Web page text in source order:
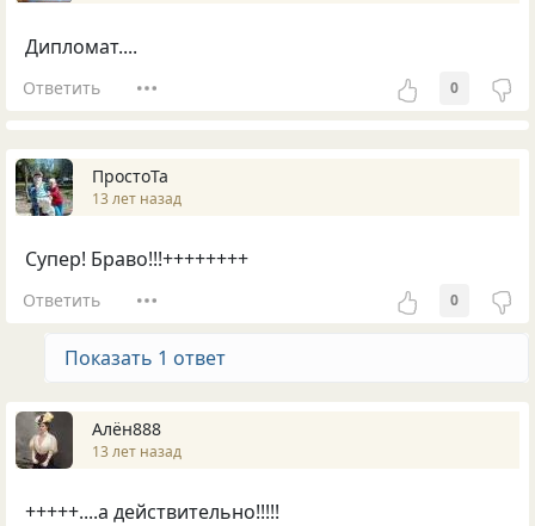
Дипломат....
Ответить 0
ПростоТа
13 лет назад
Супер! Браво!!!++++++++
Ответить 0
Показать 1 ответ
Алён888
13 лет назад
+++++....а действительно!!!!!